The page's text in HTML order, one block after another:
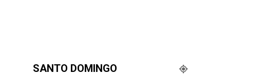
SANTO DOMINGO